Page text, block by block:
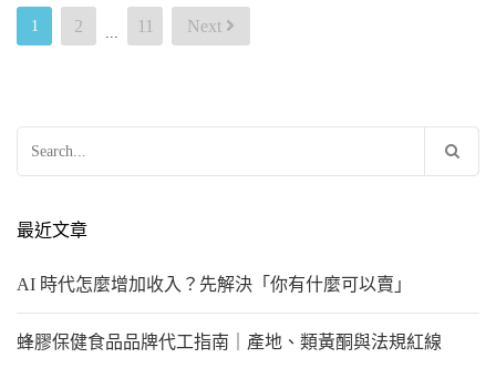
文
導
覽
1 2 11 Next
字:
最近文章
AI 時代怎麼增加收入？先解決「你有什麼可以賣」
蜂膠保健食品品牌代工指南｜產地、類黃酮與法規紅線